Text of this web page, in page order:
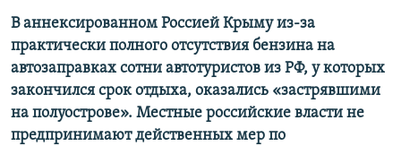
В аннексированном Россией Крыму из-за
практически полного отсутствия бензина на
автозаправках сотни автотуристов из РФ, у которых
закончился срок отдыха, оказались «застрявшими
на полуострове». Местные российские власти не
предпринимают действенных мер по